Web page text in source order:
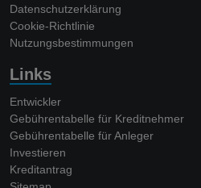
Datenschutzerklärung
Cookie-Richtlinie
Nutzungsbestimmungen
Links
Entwickler
Gebührentabelle für Kreditnehmer
Gebührentabelle für Anleger
Investieren
Kreditantrag